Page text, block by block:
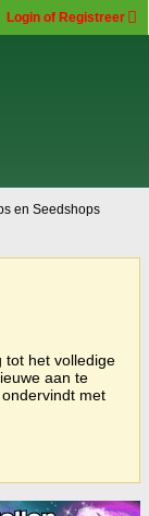
Login of Registreer
en Seedshops
tot het volledige
aan te
met